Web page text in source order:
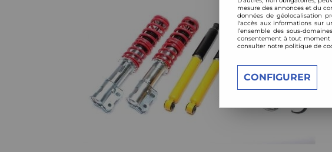
mesure des annonces et du
données de géolocalisation
l'accès aux informations sur
l’ensemble des sous-
consentement à tout moment
consulter notre politique de
CONFIGURER